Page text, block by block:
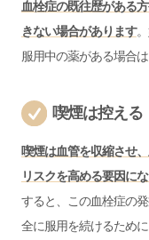
血栓症の既往歴がある
きない場合があります
服用中の薬がある場合
喫煙は控える
喫煙は血管を収縮させ
リスクを高める要因に
すると、この血栓症の
全に服用を続けるため